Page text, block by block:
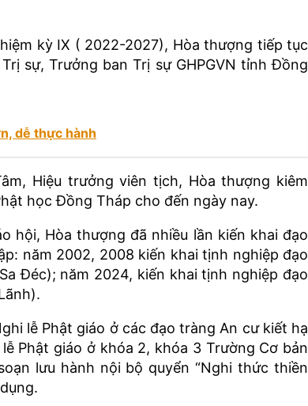
kỳ IX ( 2022-2027), Hòa thượng tiếp tục
sự, Trưởng ban Trị sự GHPGVN tỉnh Đồng
dễ thực hành
Hiệu trưởng viên tịch, Hòa thượng kiêm
học Đồng Tháp cho đến ngày nay.
hội, Hòa thượng đã nhiều lần kiến khai đạo
năm 2002, 2008 kiến khai tịnh nghiệp đạo
Đéc); năm 2024, kiến khai tịnh nghiệp đạo
lễ Phật giáo ở các đạo tràng An cư kiết hạ
Phật giáo ở khóa 2, khóa 3 Trường Cơ bản
lưu hành nội bộ quyển “Nghi thức thiền